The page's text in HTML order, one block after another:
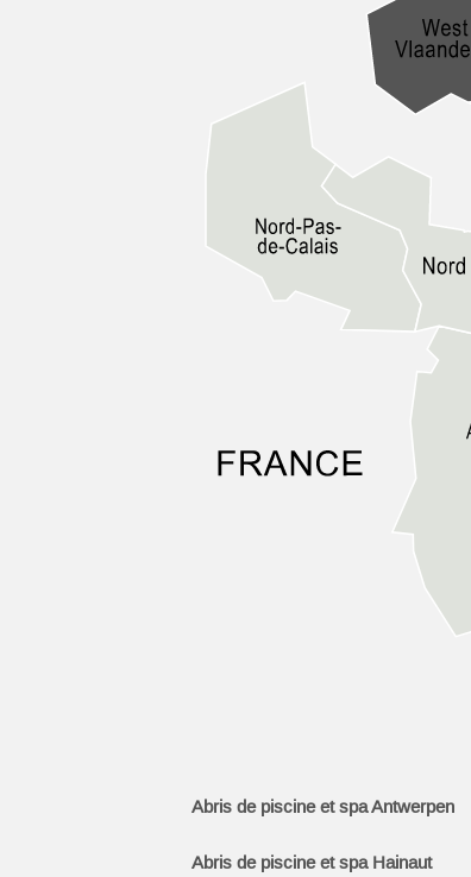
Abris de piscine et spa Antwerpen
Abris de piscine et spa Hainaut